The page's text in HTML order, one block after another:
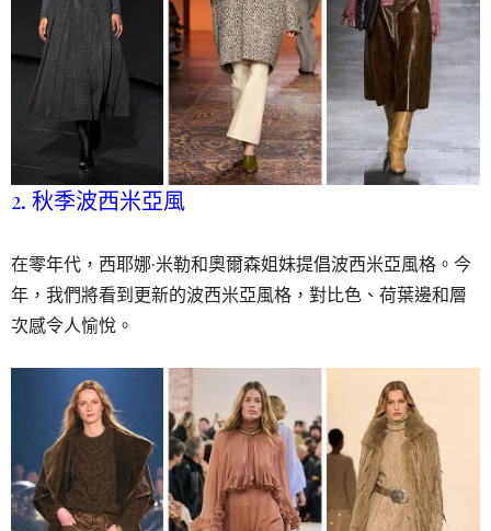
2. 秋季波西米亞風
在零年代，西耶娜·米勒和奧爾森姐妹提倡波西米亞風格。今
年，我們將看到更新的波西米亞風格，對比色、荷葉邊和層
次感令人愉悅。